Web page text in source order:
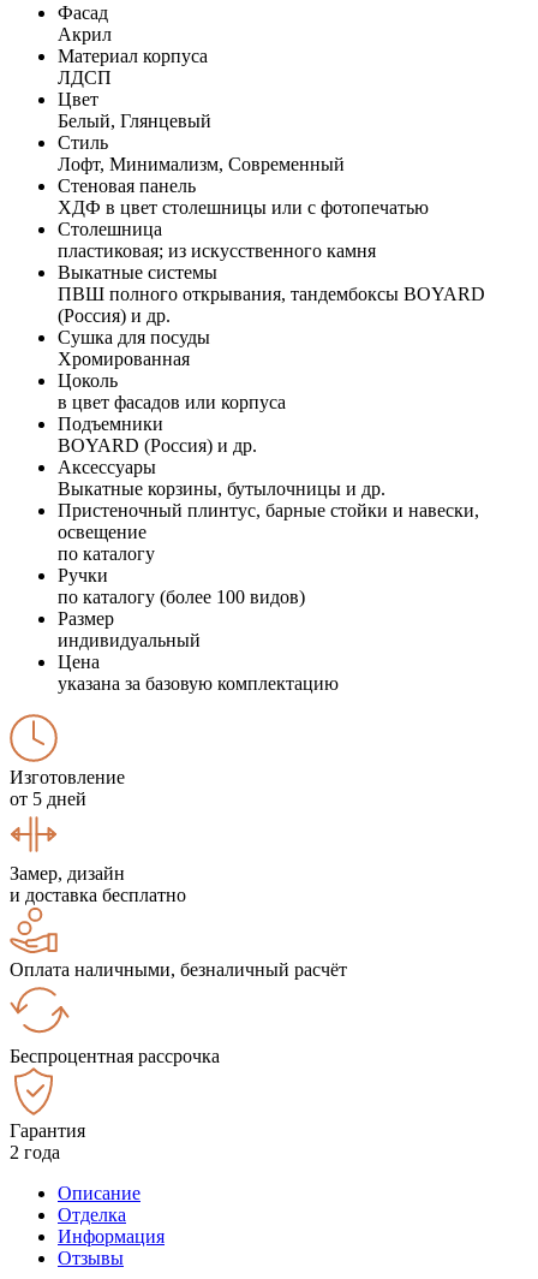
Фасад
Акрил
Материал корпуса
ЛДСП
Цвет
Белый, Глянцевый
Стиль
Лофт, Минимализм, Современный
Стеновая панель
ХДФ в цвет столешницы или с фотопечатью
Столешница
пластиковая; из искусственного камня
Выкатные системы
ПВШ полного открывания, тандембоксы BOYARD
(Россия) и др.
Сушка для посуды
Хромированная
Цоколь
в цвет фасадов или корпуса
Подъемники
BOYARD (Россия) и др.
Аксессуары
Выкатные корзины, бутылочницы и др.
Пристеночный плинтус, барные стойки и навески,
освещение
по каталогу
Ручки
по каталогу (более 100 видов)
Размер
индивидуальный
Цена
указана за базовую комплектацию
Изготовление
от 5 дней
Замер, дизайн
и доставка бесплатно
Оплата наличными, безналичный расчёт
Беспроцентная рассрочка
Гарантия
2 года
Описание
Отделка
Информация
Отзывы